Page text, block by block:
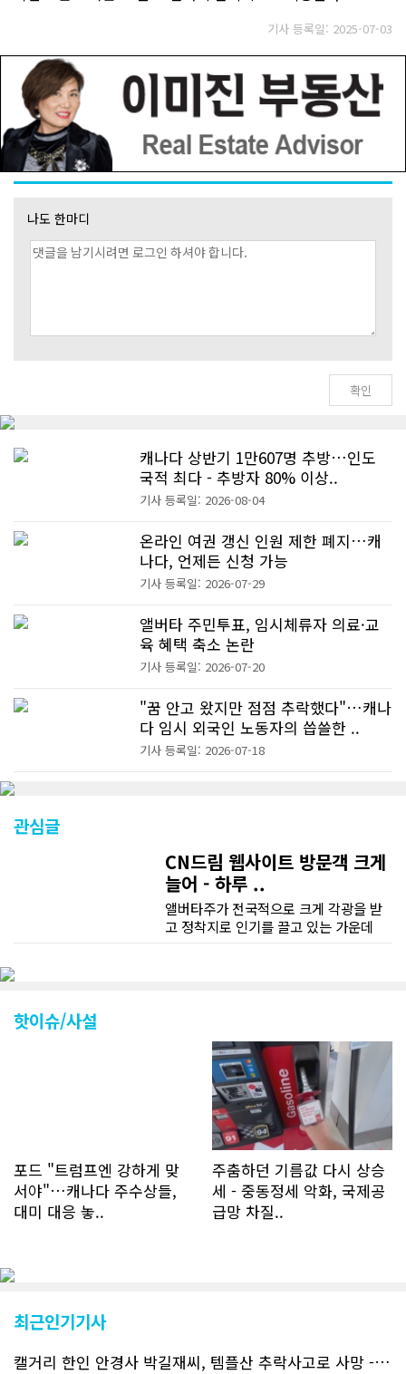
기사 등록일: 2025-07-03
나도 한마디
캐나다 상반기 1만607명 추방…인도
국적 최다 - 추방자 80% 이상..
기사 등록일: 2026-08-04
온라인 여권 갱신 인원 제한 폐지…캐
나다, 언제든 신청 가능
기사 등록일: 2026-07-29
앨버타 주민투표, 임시체류자 의료·교
육 혜택 축소 논란
기사 등록일: 2026-07-20
"꿈 안고 왔지만 점점 추락했다"…캐나
다 임시 외국인 노동자의 씁쓸한 ..
기사 등록일: 2026-07-18
관심글
CN드림 웹사이트 방문객 크게
늘어 - 하루 ..
앨버타주가 전국적으로 크게 각광을 받
고 정착지로 인기를 끌고 있는 가운데
명에 달하며 133만건 조회수를 기록했
다. 1인당 방문수는 한달 32.25회이며
하루 평균 1.1회에 달해 거의 매일 본지
를 접속하고 있는 것으로 조사됐다. 한편
신규 회원 가입자수는 2~3년 전까지는
하루 평균 7명 정도였으나 최근 2~3월
에는 크게 늘어 하루 평균 11명에 달해
60% 증가했는데 (년간 4천명) 신규 가
입자의 절반 정도는 타주에서 이주를 검
토하고 있거나 갓 이주한 회원들로 나타
등재가 지연되곤 했으나 동포사회의 뜨
핫이슈/사설
포드 "트럼프엔 강하게 맞
서야"…캐나다 주수상들,
대미 대응 놓..
주춤하던 기름값 다시 상승
세 - 중동정세 악화, 국제공
급망 차질..
최근인기기사
캘거리 한인 안경사 박길재씨, 템플산 추락사고로 사망 - 헬기 구조..